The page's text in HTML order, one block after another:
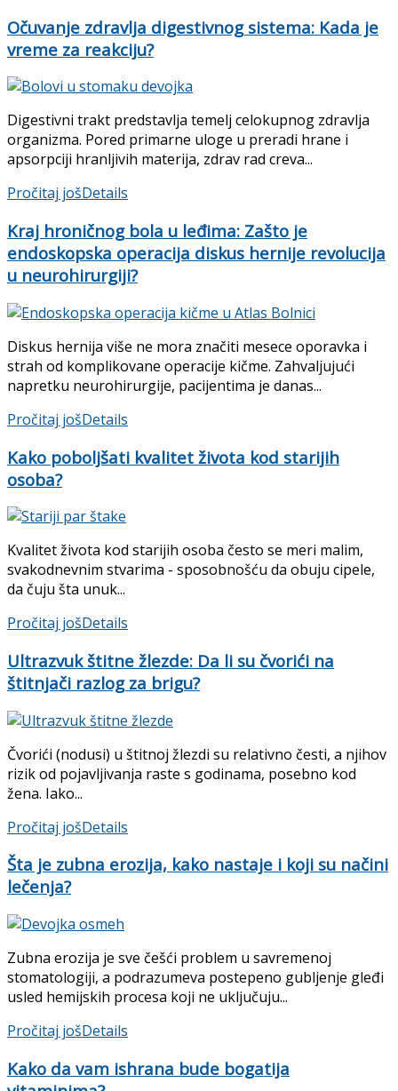
Očuvanje zdravlja digestivnog sistema: Kada je
vreme za reakciju?
Digestivni trakt predstavlja temelj celokupnog zdravlja
organizma. Pored primarne uloge u preradi hrane i
apsorpciji hranljivih materija, zdrav rad creva...
Pročitaj jošDetails
Kraj hroničnog bola u leđima: Zašto je
endoskopska operacija diskus hernije revolucija
u neurohirurgiji?
Diskus hernija više ne mora značiti mesece oporavka i
strah od komplikovane operacije kičme. Zahvaljujući
napretku neurohirurgije, pacijentima je danas...
Pročitaj jošDetails
Kako poboljšati kvalitet života kod starijih
osoba?
Kvalitet života kod starijih osoba često se meri malim,
svakodnevnim stvarima - sposobnošću da obuju cipele,
da čuju šta unuk...
Pročitaj jošDetails
Ultrazvuk štitne žlezde: Da li su čvorići na
štitnjači razlog za brigu?
Čvorići (nodusi) u štitnoj žlezdi su relativno česti, a njihov
rizik od pojavljivanja raste s godinama, posebno kod
žena. Iako...
Pročitaj jošDetails
Šta je zubna erozija, kako nastaje i koji su načini
lečenja?
Zubna erozija je sve češći problem u savremenoj
stomatologiji, a podrazumeva postepeno gubljenje gleđi
usled hemijskih procesa koji ne uključuju...
Pročitaj jošDetails
Kako da vam ishrana bude bogatija